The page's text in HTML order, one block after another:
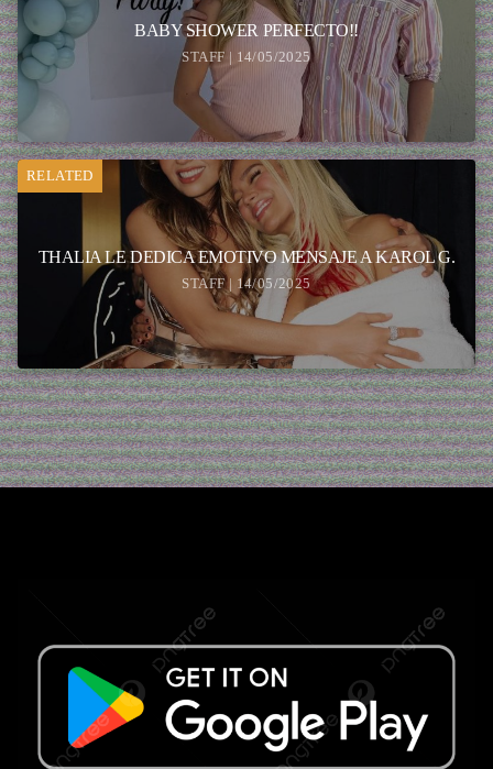
BABY SHOWER PERFECTO!!
STAFF | 14/05/2025
RELATED
THALIA LE DEDICA EMOTIVO MENSAJE A KAROL G.
STAFF | 14/05/2025